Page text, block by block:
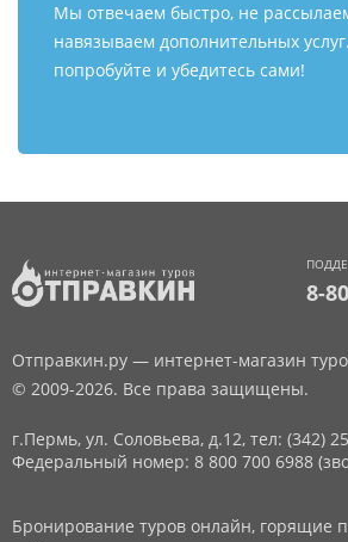
Мы отвечаем быстро, не
навязываем дополнительных
попробуйте и убедитесь сами!
8-
Отправкин.ру — интернет-магазин
© 2009-2026. Все права защищены.
г.Пермь, ул. Соловьева, д.12, тел: (342)
Федеральный номер: 8 800 700 6988
Бронирование туров онлайн, горящие